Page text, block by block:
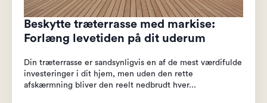
Beskytte træterrasse med markise:
Forlæng levetiden på dit uderum
Din træterrasse er sandsynligvis en af de mest værdifulde
investeringer i dit hjem, men uden den rette
afskærmning bliver den reelt nedbrudt hver...